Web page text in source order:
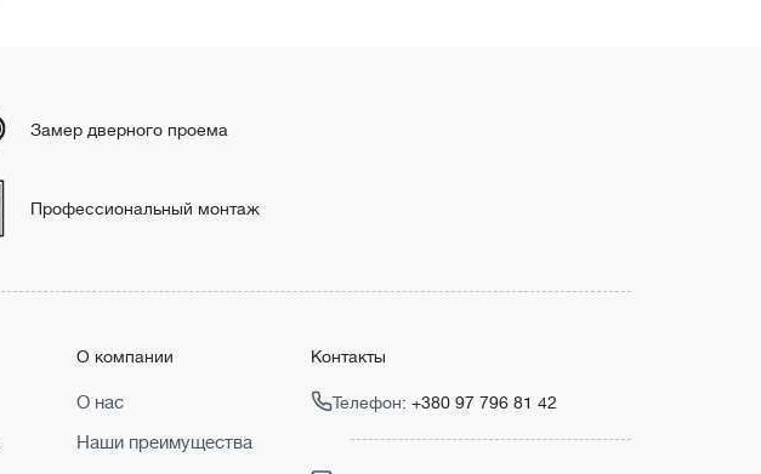
Замер дверного проема
Профессиональный монтаж
О компании
О нас
Наши преимущества
Контакты
Телефон: +380 97 796 81 42